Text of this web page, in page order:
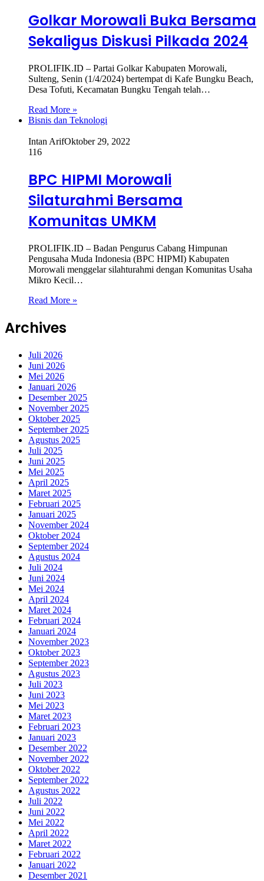
Golkar Morowali Buka Bersama
Sekaligus Diskusi Pilkada 2024
PROLIFIK.ID – Partai Golkar Kabupaten Morowali,
Sulteng, Senin (1/4/2024) bertempat di Kafe Bungku Beach,
Desa Tofuti, Kecamatan Bungku Tengah telah…
Read More »
Bisnis dan Teknologi
Intan ArifOktober 29, 2022
116
BPC HIPMI Morowali
Silaturahmi Bersama
Komunitas UMKM
PROLIFIK.ID – Badan Pengurus Cabang Himpunan
Pengusaha Muda Indonesia (BPC HIPMI) Kabupaten
Morowali menggelar silahturahmi dengan Komunitas Usaha
Mikro Kecil…
Read More »
Archives
Juli 2026
Juni 2026
Mei 2026
Januari 2026
Desember 2025
November 2025
Oktober 2025
September 2025
Agustus 2025
Juli 2025
Juni 2025
Mei 2025
April 2025
Maret 2025
Februari 2025
Januari 2025
November 2024
Oktober 2024
September 2024
Agustus 2024
Juli 2024
Juni 2024
Mei 2024
April 2024
Maret 2024
Februari 2024
Januari 2024
November 2023
Oktober 2023
September 2023
Agustus 2023
Juli 2023
Juni 2023
Mei 2023
Maret 2023
Februari 2023
Januari 2023
Desember 2022
November 2022
Oktober 2022
September 2022
Agustus 2022
Juli 2022
Juni 2022
Mei 2022
April 2022
Maret 2022
Februari 2022
Januari 2022
Desember 2021